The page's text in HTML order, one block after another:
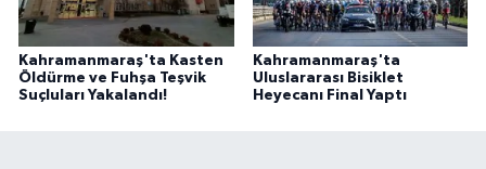
Kahramanmaraş'ta Kasten
Öldürme ve Fuhşa Teşvik
Suçluları Yakalandı!
Kahramanmaraş'ta
Uluslararası Bisiklet
Heyecanı Final Yaptı
ASAYİŞ
SEÇİM 2015